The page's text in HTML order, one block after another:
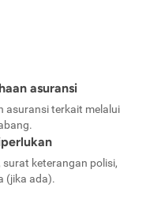
asuransi
asuransi terkait melalui
surat keterangan polisi,
(jika ada).